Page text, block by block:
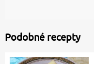
Podobné recepty